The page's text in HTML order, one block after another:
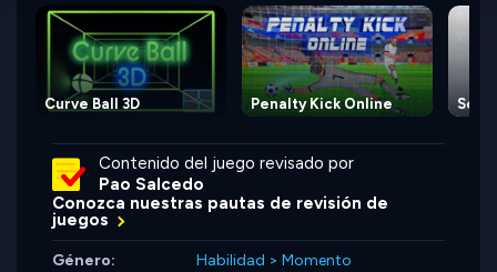
Curve Ball 3D Penalty Kick Online
Contenido del juego revisado por
Pao Salcedo
Conozca nuestras pautas de revisión de
juegos
Género: Habilidad > Momento